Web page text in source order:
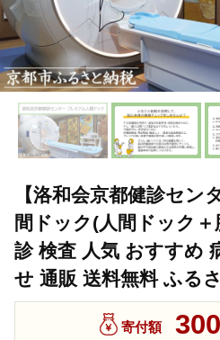
【洛和会京都健診セン
間ドック(人間ドック
診 検査 人気 おすすめ
せ 通販 送料無料 ふる
寄付額